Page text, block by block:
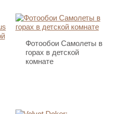
Фотообои Самолеты в
горах в детской
комнате